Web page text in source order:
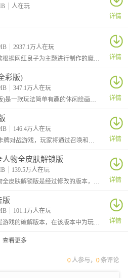
人在玩
详情
2937.1万人在玩
良子跑酷味真族是一款根据网红良子为主题进行制作的魔改地铁跑酷游戏，游戏原本的主角杰克变成了我们的大胃袋良子，跑酷路上的金币也变成了良子最爱吃的焖子！
详情
彩版)
347.1万人在玩
Wigglepaint(中文全彩版)是一款玩法简单有趣的休闲绘画涂鸦游戏，本次为大家带来的是中文全彩版本，该版本由B站UP主“角赤pulupo”制作，支持中文还有十六种色彩画笔，让你可以自由绘画涂鸦！
详情
146.4万人在玩
akinator是一款神秘的卡牌对战游戏，玩家将通过召唤和组合各种神秘的卡牌来战斗，感兴趣的小伙伴快来试试吧！
详情
物全皮肤解锁版
139.5万人在玩
地铁跑酷国际服全人物全皮肤解锁版是经过修改的版本，大家在游戏中可以自由的选择角色，还解锁全部的皮肤，让你可以对角色进行自由的装扮，从而有着更加个性化的效果。
详情
版
101.1万人在玩
小人和小船无广告版是游戏的破解版本，在该版本中为玩家去除了广告，玩家可以不看广告直接获得奖励。这是一款休闲模拟游戏，在游戏中玩家将化身为航海家，你需要做的就是不断的召唤钓鱼。
详情
查看更多
0 人参与，0条评论